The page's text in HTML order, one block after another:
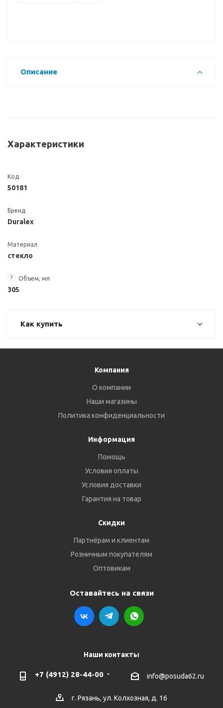
Описание
Характеристики
Код
50181
Бренд
Duralex
Материал
стекло
? Объем, мл
305
Как купить
Компания
О компании
Наши магазины
Политика конфиденциальности
Информация
Помощь
Условия оплаты
Условия доставки
Гарантия на товар
Скидки
Партнёрам и клиентам
Розничным покупателям
Оптовикам
Оставайтесь на связи
Наши контакты
+7 (4912) 28-44-00 info@posuda62.ru
г. Рязань, ул. Колхозная, д. 16